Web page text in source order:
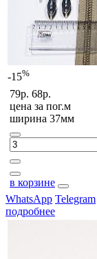
-15%
79р. 68р.
цена за пог.м
ширина 37мм
в корзине
WhatsApp Telegram
подробнее